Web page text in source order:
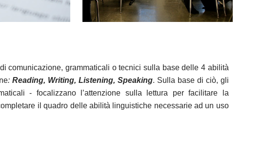
comunicazione, grammaticali o tecnici sulla base delle 4 abilità
: Reading, Writing, Listening, Speaking. Sulla base di ciò, gli
- focalizzano l’attenzione sulla lettura per facilitare la
il quadro delle abilità linguistiche necessarie ad un uso